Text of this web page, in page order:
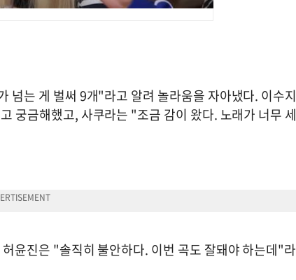
넘는 게 벌써 9개"라고 알려 놀라움을 자아냈다. 이수지
궁금해했고, 사쿠라는 "조금 감이 왔다. 노래가 너무 세
윤진은 "솔직히 불안하다. 이번 곡도 잘돼야 하는데"라